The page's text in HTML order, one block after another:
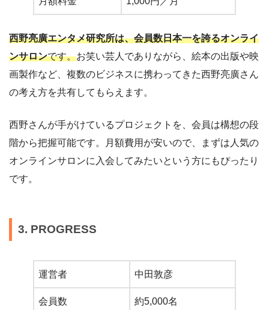
西野亮廣エンタメ研究所は、会員数日本一を誇るオンライ
ンサロンです。お笑い芸人でありながら、絵本の出版や映
画製作など、複数のビジネスに携わってきた西野亮廣さん
の考え方を共有してもらえます。
西野さんが手がけているプロジェクトを、会員は構想の段
階から把握可能です。月額費用が安いので、まずは人気の
オンラインサロンに入会してみたいという方にもぴったり
です。
3. PROGRESS
運営者 中田敦彦
会員数 約5,000名